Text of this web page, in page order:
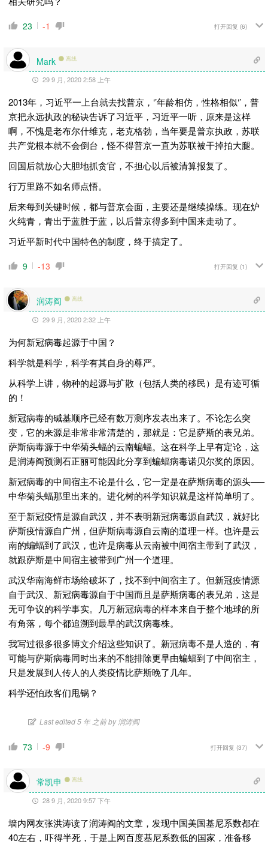
23 -1 打开回复 (6)
Mark 离线
29 9 月, 2020 2:58 上午
2013年，习近平一上台就去找普京，‘’年龄相仿，性格相似‘’，普
京把永远执政的秘诀告诉了习近平，习近平一听，原来是这样
啊，不愧是老布尔什维克，老克格勃，当年要是普京执政，苏联
共产党根本就不会倒台，怪不得普京一直为苏联被干掉拍大腿。
回国后就放心大胆地抓贪官，不担心以后被清算报复了。
行万里路不如名师点悟。
后来每到关键时候，都与普京会面，主要还是继续操练。现在炉
火纯青，青出于蓝胜于蓝，以后普京得多到中国来走动了。
习近平新时代中国特色的制度，终于搞定了。
9 -13 打开回复 (1)
润涛阎 离线
29 9 月, 2020 2:32 上午
为何新冠病毒起源于中国？
科学就是科学，科学有其自身的尊严。
从科学上讲，物种的起源与扩散（包括人类的移民）是有迹可循
的！
新冠病毒的碱基顺序已经有数万测序发表出来了。不论怎么突
变，它的来源是非常非常清楚的，那就是：它是萨斯的表兄弟。
萨斯病毒源于中华菊头蝠的云南蝙蝠。这在科学上早有定论，这
是润涛阎预测石正丽可能因此分享到蝙蝠病毒诺贝尔奖的原因。
新冠病毒的中间宿主不论是什么，它一定是在萨斯病毒的源头—–
中华菊头蝠那里出来的。进化树的科学知识就是这样简单明了。
至于新冠疫情是源自武汉，并不表明新冠病毒源自武汉，就好比
萨斯疫情源自广州，但萨斯病毒源自云南的道理一样。也许是云
南的蝙蝠到了武汉，也许是病毒从云南被中间宿主带到了武汉，
就跟萨斯是中间宿主被带到广州一个道理。
武汉华南海鲜市场给破坏了，找不到中间宿主了。但新冠疫情源
自于武汉、新冠病毒源自于中国而且是萨斯病毒的表兄弟，这是
无可争议的科学事实。几万新冠病毒的样本来自于整个地球的所
有角落，每个都追溯到最早的武汉病毒株。
我写过很多很多博文介绍这些知识了。新冠病毒不是人造的，有
可能与萨斯病毒同时出来的不能排除更早由蝙蝠到了中间宿主，
只是发展到人传人的人类疫情比萨斯晚了几年。
科学还怕政客们甩锅？
Last edited 5 年 之前 by 润涛阎
73 -9 打开回复 (37)
常凯申 离线
28 9 月, 2020 9:57 下午
墙内网友张洪涛读了润涛阎的文章，发现中国美国基尼系数都在
40左右，吓得半死，于是上网百度基尼系数低的国家，准备移